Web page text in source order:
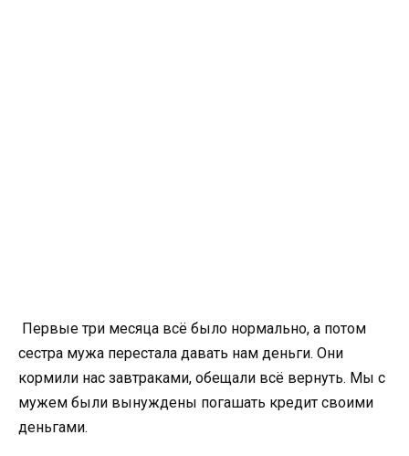
Первые три месяца всё было нормально, а потом
сестра мужа перестала давать нам деньги. Они
кормили нас завтраками, обещали всё вернуть. Мы с
мужем были вынуждены погашать кредит своими
деньгами.